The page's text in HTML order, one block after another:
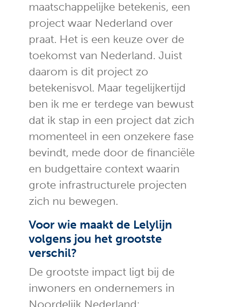
maatschappelijke betekenis, een
project waar Nederland over
praat. Het is een keuze over de
toekomst van Nederland. Juist
daarom is dit project zo
betekenisvol. Maar tegelijkertijd
ben ik me er terdege van bewust
dat ik stap in een project dat zich
momenteel in een onzekere fase
bevindt, mede door de financiële
en budgettaire context waarin
grote infrastructurele projecten
zich nu bewegen.
Voor wie maakt de Lelylijn
volgens jou het grootste
verschil?
De grootste impact ligt bij de
inwoners en ondernemers in